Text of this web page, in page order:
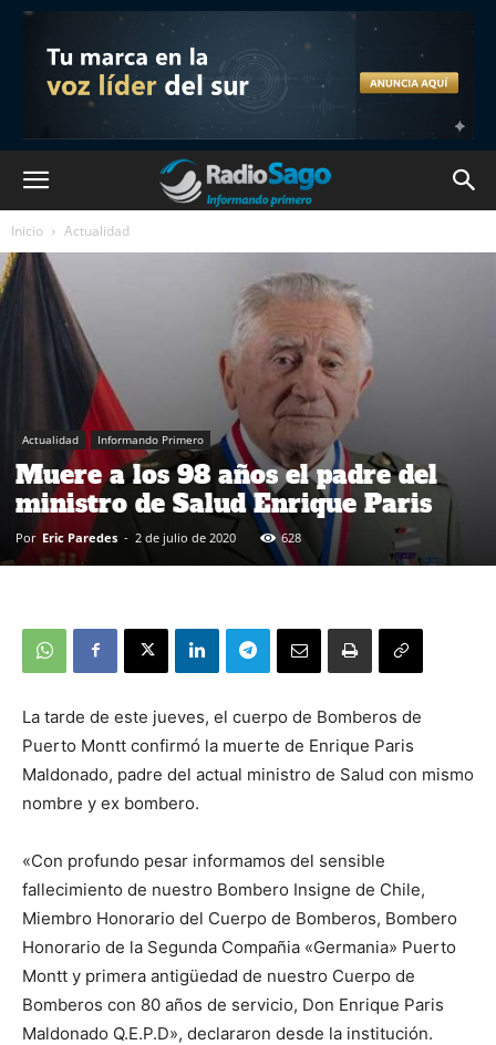
Inicio Actualidad
Actualidad Informando Primero
Muere a los 98 años el padre del
ministro de Salud Enrique Paris
Por Eric Paredes - 2 de julio de 2020 628
La tarde de este jueves, el cuerpo de Bomberos de
Puerto Montt confirmó la muerte de Enrique Paris
Maldonado, padre del actual ministro de Salud con mismo
nombre y ex bombero.
«Con profundo pesar informamos del sensible
fallecimiento de nuestro Bombero Insigne de Chile,
Miembro Honorario del Cuerpo de Bomberos, Bombero
Honorario de la Segunda Compañia «Germania» Puerto
Montt y primera antigüedad de nuestro Cuerpo de
Bomberos con 80 años de servicio, Don Enrique Paris
Maldonado Q.E.P.D», declararon desde la institución.